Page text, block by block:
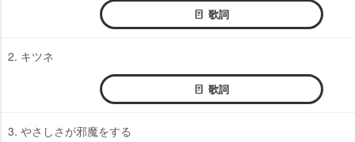
歌詞
2. キツネ
歌詞
3. やさしさが邪魔をする